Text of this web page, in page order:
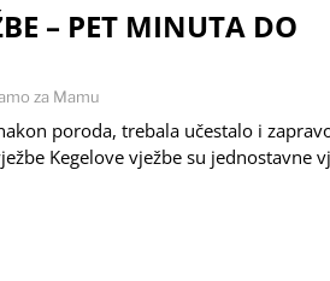
– PET MINUTA DO
za Mamu
poroda, trebala učestalo i
Kegelove vježbe su jednostavne